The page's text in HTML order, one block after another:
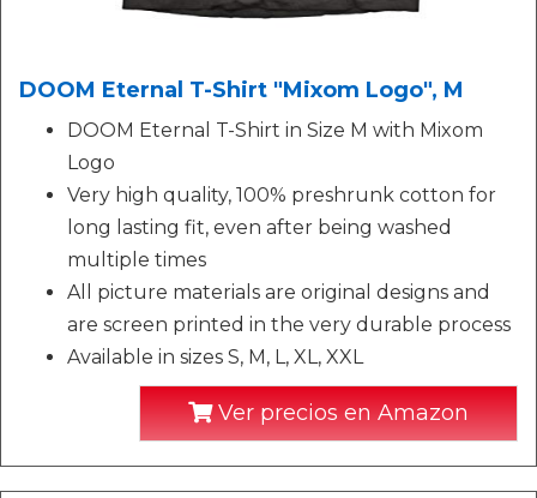
DOOM Eternal T-Shirt "Mixom Logo", M
DOOM Eternal T-Shirt in Size M with Mixom
Logo
Very high quality, 100% preshrunk cotton for
long lasting fit, even after being washed
multiple times
All picture materials are original designs and
are screen printed in the very durable process
Available in sizes S, M, L, XL, XXL
Ver precios en Amazon